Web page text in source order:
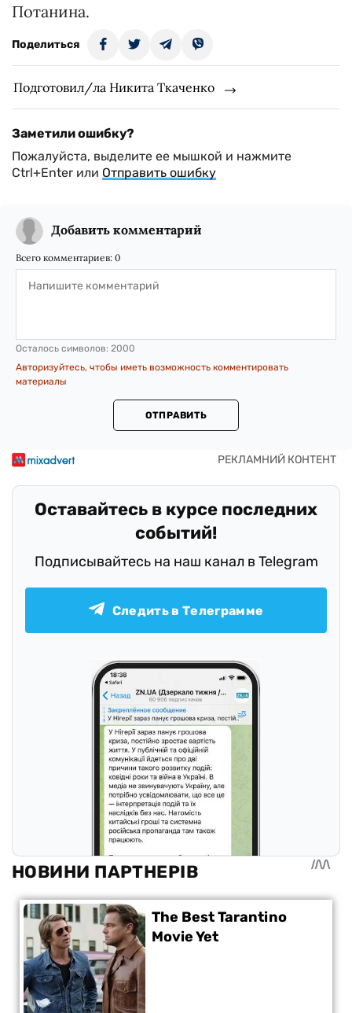
Потанина.
Поделиться
Подготовил/ла Никита Ткаченко
Заметили ошибку?
Пожалуйста, выделите ее мышкой и нажмите
Ctrl+Enter или Отправить ошибку
Добавить комментарий
Всего комментариев: 0
Осталось символов: 2000
Авторизуйтесь, чтобы иметь возможность комментировать
материалы
ОТПРАВИТЬ
Оставайтесь в курсе последних
событий!
Подписывайтесь на наш канал в Telegram
Следить в Телеграмме